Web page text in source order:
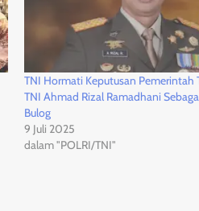
TNI Hormati Keputusan Pemerintah
TNI Ahmad Rizal Ramadhani
Bulog
9 Juli 2025
dalam "POLRI/TNI"